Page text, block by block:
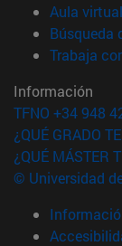
Aula
Búsqueda
Trabaja
Información
TFNO +34 948
¿QUÉ GRADO
¿QUÉ MÁSTER
© Universidad